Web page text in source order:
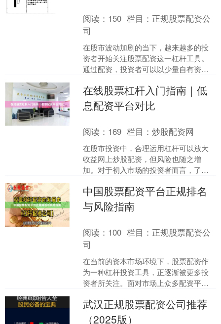
阅读： 150 栏目： 正规股票配资公
司
在股市波动加剧的当下，越来越多的投
资者开始关注股票配资这一杠杆工具。
通过配资，投资者可以以少量自有资金
益。但面对市场上数百家配....
在线股票杠杆入门指南｜低
息配资平台对比
阅读： 169 栏目：炒股配资网
在股市投资中，合理运用杠杆可以放大
收益网上炒股配资，但风险也随之增
加。对于初入市场的投资者而言，了解
资平台，是控制成本、降低风....
中国股票配资平台正规排名
与风险指南
阅读： 100 栏目： 正规股票配资公
司
在当前的资本市场环境下，股票配资作
为一种杠杆投资工具，正逐渐被更多投
资者所关注。面对市场上众多配资平
险，成为投资者必须掌握的核心....
武汉正规股票配资公司推荐
（2025版）